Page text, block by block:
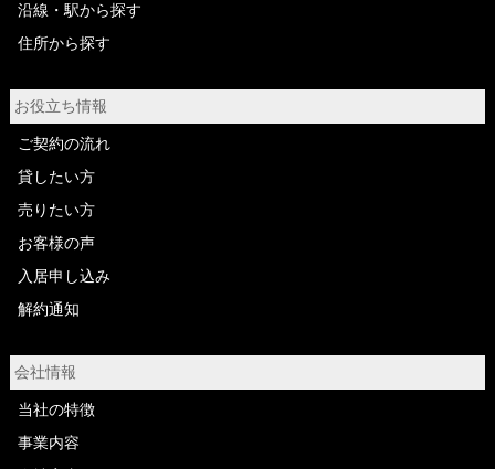
沿線・駅から探す
住所から探す
お役立ち情報
ご契約の流れ
貸したい方
売りたい方
お客様の声
入居申し込み
解約通知
会社情報
当社の特徴
事業内容